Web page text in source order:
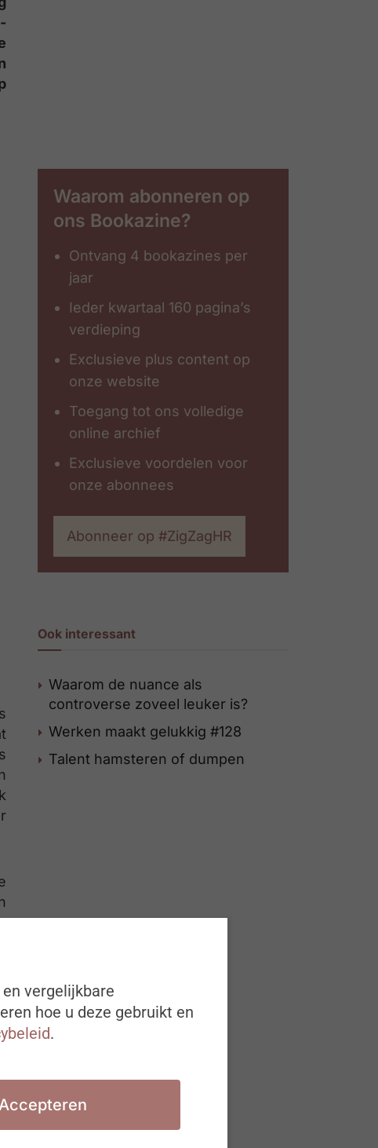
Waarom abonneren op
ons Bookazine?
Ontvang 4 bookazines per
jaar
Ieder kwartaal 160 pagina’s
verdieping
Exclusieve plus content op
onze website
Toegang tot ons volledige
online archief
Exclusieve voordelen voor
onze abonnees
Abonneer op #ZigZagHR
Ook interessant
Waarom de nuance als
controverse zoveel leuker is?
Werken maakt gelukkig #128
Talent hamsteren of dumpen
vergelijkbare
hoe u deze gebruikt en
.